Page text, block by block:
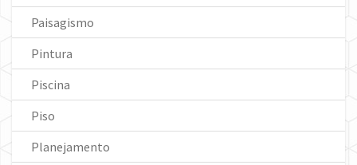
Paisagismo
Pintura
Piscina
Piso
Planejamento